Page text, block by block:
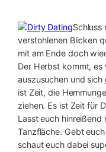
Schluss
verstohlenen Blicken
mit am Ende doch
Der Herbst kommt, es
auszusuchen und
ist Zeit, die
ziehen. Es ist Zeit für
Lasst euch
Tanzfläche. Gebt
schaut euch dabei